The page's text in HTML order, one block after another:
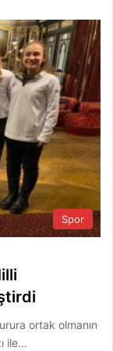
Spor
ortak olmanın
ile…